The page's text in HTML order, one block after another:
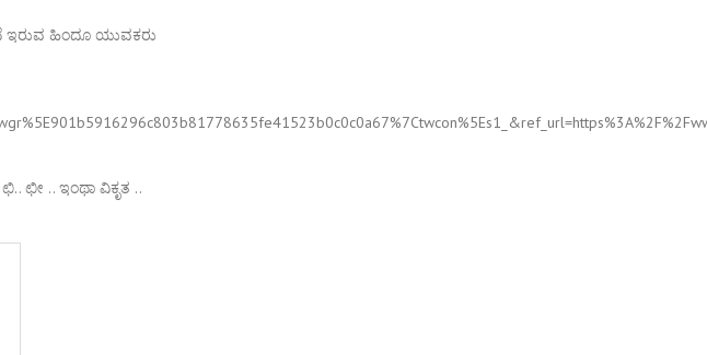
ಹಿಂದೂ ಯುವಕರು
ಛೀ .. ಇಂಥಾ ವಿಕೃತ ..